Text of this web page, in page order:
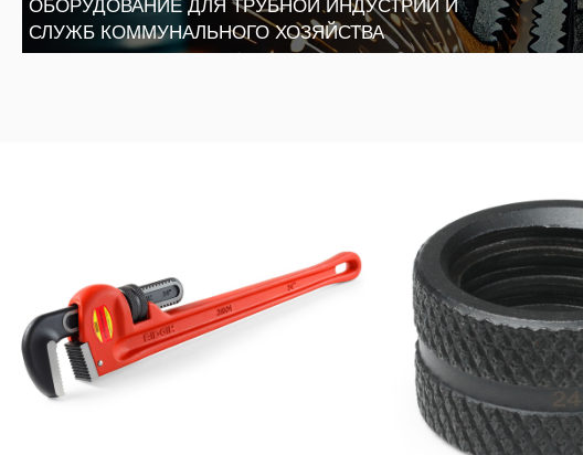
ОБОРУДОВАНИЕ ДЛЯ ТРУБНОЙ ИНДУСТРИИ И
СЛУЖБ КОММУНАЛЬНОГО ХОЗЯЙСТВА